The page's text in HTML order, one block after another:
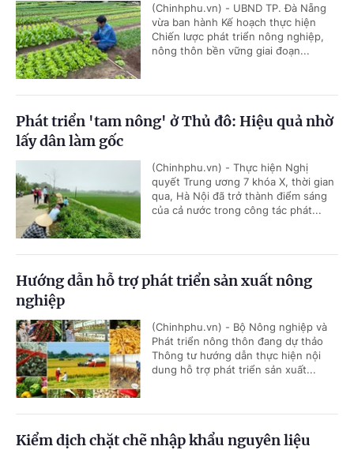
(Chinhphu.vn) - UBND TP. Đà Nẵng
vừa ban hành Kế hoạch thực hiện
Chiến lược phát triển nông nghiệp,
nông thôn bền vững giai đoạn...
Phát triển 'tam nông' ở Thủ đô: Hiệu quả nhờ
lấy dân làm gốc
(Chinhphu.vn) - Thực hiện Nghị
quyết Trung ương 7 khóa X, thời gian
qua, Hà Nội đã trở thành điểm sáng
của cả nước trong công tác phát...
Hướng dẫn hỗ trợ phát triển sản xuất nông
nghiệp
(Chinhphu.vn) - Bộ Nông nghiệp và
Phát triển nông thôn đang dự thảo
Thông tư hướng dẫn thực hiện nội
dung hỗ trợ phát triển sản xuất...
Kiểm dịch chặt chẽ nhập khẩu nguyên liệu